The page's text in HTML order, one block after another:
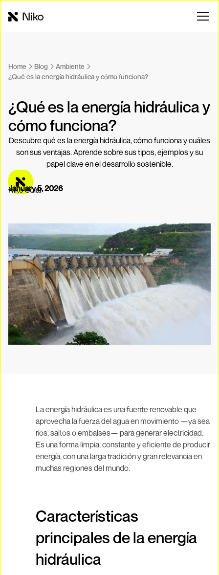
Home Blog
Ambiente
¿Qué es la energía hidráulica y cómo funciona?
¿Qué es la energía hidráulica y
cómo funciona?
Descubre qué es la energía hidráulica, cómo funciona y cuáles
son sus ventajas. Aprende sobre sus tipos, ejemplos y su
papel clave en el desarrollo sostenible.
Niko Solar
January 5, 2026
La energía hidráulica es una fuente renovable que
aprovecha la fuerza del agua en movimiento —ya sea
ríos, saltos o embalses— para generar electricidad.
Es una forma limpia, constante y eficiente de producir
energía, con una larga tradición y gran relevancia en
muchas regiones del mundo.
Características
principales de la energía
hidráulica